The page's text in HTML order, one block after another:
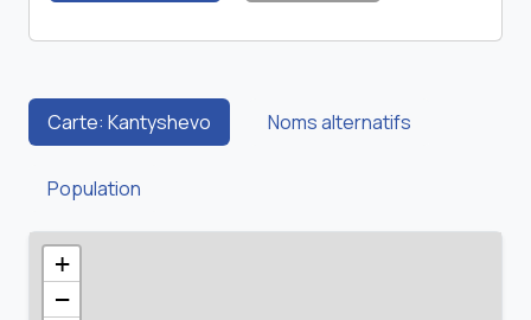
Carte: Kantyshevo Noms alternatifs
Population
+
−